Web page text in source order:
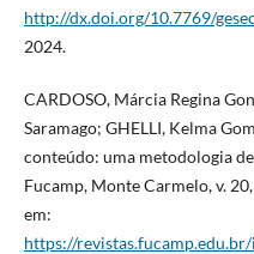
http://dx.doi.org/10.7769/
2024.
CARDOSO, Márcia Regina
Saramago; GHELLI, Kelma
conteúdo: uma metodologia
Fucamp, Monte Carmelo, v.
em:
https://